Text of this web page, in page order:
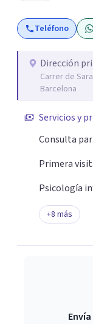
Teléfono
Dirección
Carrer de
Barcelona
Servicios y
Consulta
Primera
Psicología
+8 más